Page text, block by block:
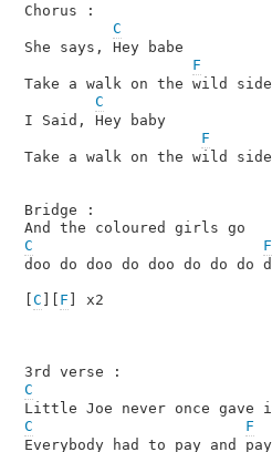
Chorus :
C
She says, Hey babe
F
Take a walk on the wild side
C
I Said, Hey baby
F
Take a walk on the wild side
Bridge :
C
F
doo do doo do doo do do
C F ] x2
C
C
F
Everybody had to pay and pay